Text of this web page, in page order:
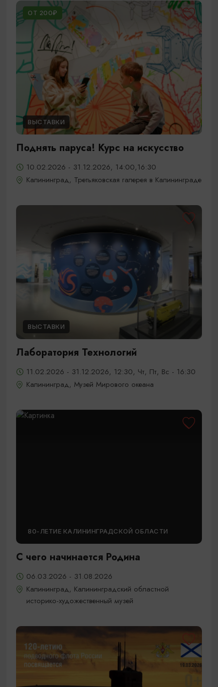
ОТ 200₽
ВЫСТАВКИ
Поднять паруса! Курс на искусство
10.02.2026 - 31.12.2026, 14:00,16:30
Калининград, Третьяковская галерея в Калининграде
ВЫСТАВКИ
Лаборатория Технологий
11.02.2026 - 31.12.2026, 12:30, Чт, Пт, Вс - 16:30
Калининград, Музей Мирового океана
80-ЛЕТИЕ КАЛИНИНГРАДСКОЙ ОБЛАСТИ
С чего начинается Родина
06.03.2026 - 31.08.2026
Калининград, Калининградский областной
историко-художественный музей